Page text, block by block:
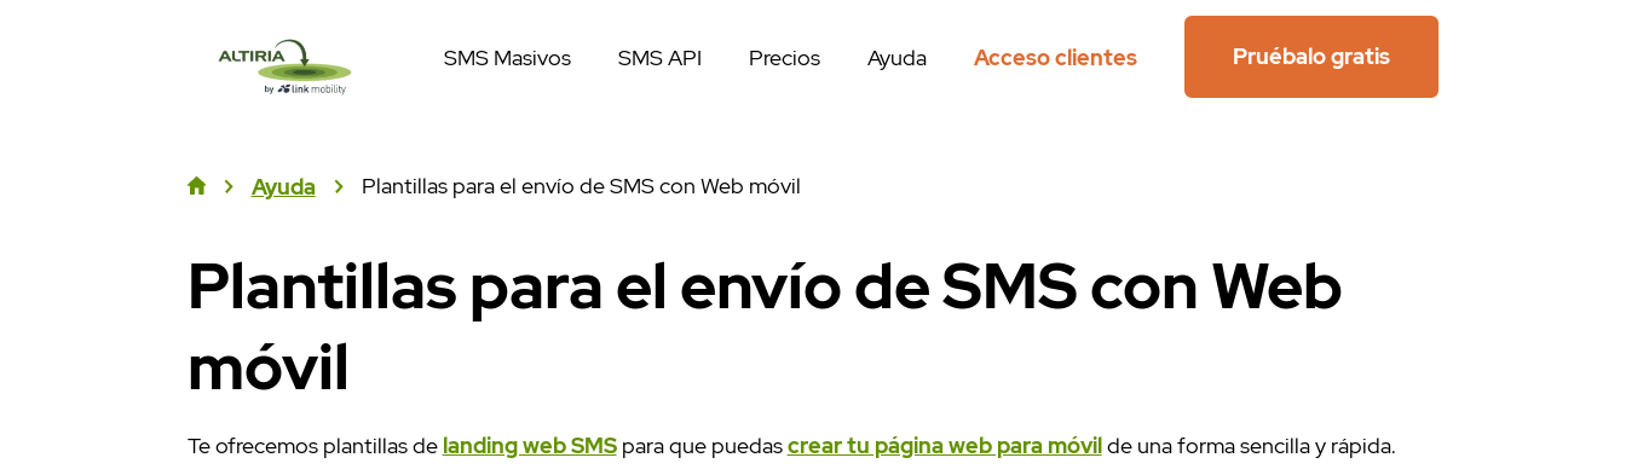
SMS Masivos SMS API Precios Ayuda Acceso clientes Pruébalo gratis
Ayuda Plantillas para el envío de SMS con Web móvil
Plantillas para el envío de SMS con Web
móvil
Te ofrecemos plantillas de landing web SMSpara que puedascrear tu página web para móvilde una forma sencilla y rápida.